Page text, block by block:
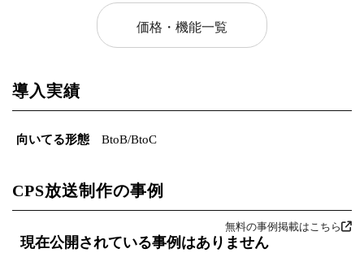
価格・機能一覧
導入実績
向いてる形態 BtoB/BtoC
CPS放送制作の事例
無料の事例掲載はこちら
現在公開されている事例はありません